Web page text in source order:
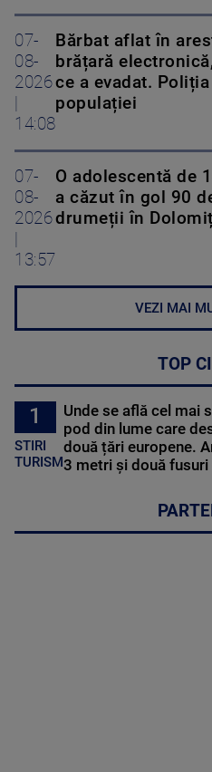
07-
08-
2026
14:08
Bărbat aflat în
brățară
ce a evadat.
populației
07-
08-
2026
13:57
O adolescentă de
a căzut în gol 90
drumeții în
VEZI MAI
TOP
1
STIRI
TURISM
Unde se află cel mai
pod din lume care
două țări europene.
3 metri și două fusuri